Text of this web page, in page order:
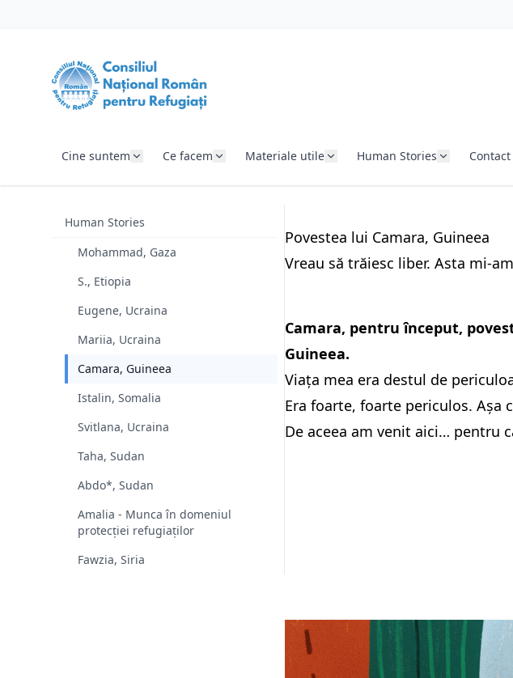
Cine suntem Ce facem Materiale utile Human Stories Contact
Human Stories
Mohammad, Gaza
S., Etiopia
Eugene, Ucraina
Mariia, Ucraina
Camara, Guineea
Istalin, Somalia
Svitlana, Ucraina
Taha, Sudan
Abdo*, Sudan
Amalia - Munca în domeniul
protecției refugiaților
Fawzia, Siria
Povestea lui Camara, Guineea
Vreau să trăiesc liber. Asta mi-
Camara, pentru început,
Guineea.
Viața mea era destul de
Era foarte, foarte periculos. Așa
De aceea am venit aici… pentru